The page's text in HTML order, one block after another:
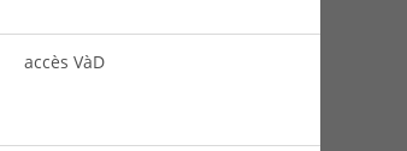
accès VàD